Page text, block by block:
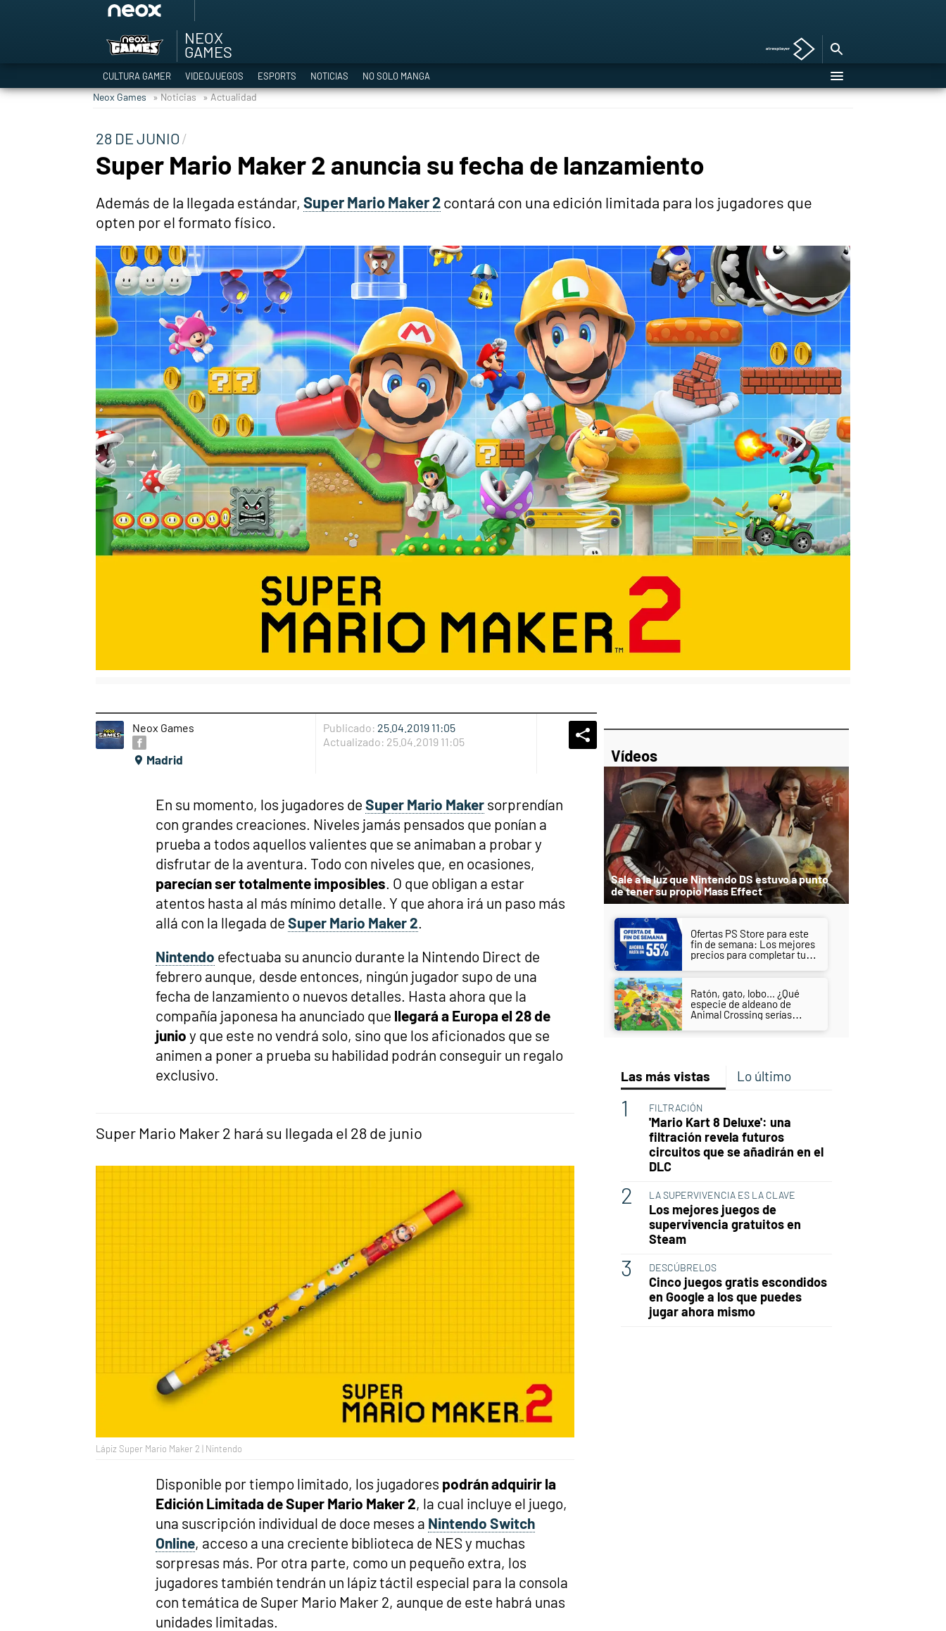
TGA Tercera gala
Super Mario cafetería oficial
Asia peculiar tradición
NEOX
GAMES
CULTURA GAMER VIDEOJUEGOS ESPORTS NOTICIAS NO SOLO MANGA
Neox Games » Noticias » Actualidad
28 DE JUNIO
Super Mario Maker 2 anuncia su fecha de lanzamiento
Además de la llegada estándar, Super Mario Maker 2contará con una edición limitada para los jugadores que
opten por el formato físico.
Neox Games
Madrid
Publicado: 25.04.2019 11:05
Actualizado: 25.04.2019 11:05 Whatsapp
Compartir
En su momento, los jugadores de Super Mario Maker sorprendían
con grandes creaciones. Niveles jamás pensados que ponían a
prueba a todos aquellos valientes que se animaban a probar y
disfrutar de la aventura. Todo con niveles que, en ocasiones,
parecían ser totalmente imposibles. O que obligan a estar
atentos hasta al más mínimo detalle. Y que ahora irá un paso más
allá con la llegada de Super Mario Maker 2.
Nintendo efectuaba su anuncio durante la Nintendo Direct de
febrero aunque, desde entonces, ningún jugador supo de una
fecha de lanzamiento o nuevos detalles. Hasta ahora que la
compañía japonesa ha anunciado que llegará a Europa el 28 de
junio y que este no vendrá solo, sino que los aficionados que se
animen a poner a prueba su habilidad podrán conseguir un regalo
exclusivo.
Super Mario Maker 2 hará su llegada el 28 de junio
Lápiz Super Mario Maker 2 | Nintendo
Disponible por tiempo limitado, los jugadores podrán adquirir la
Edición Limitada de Super Mario Maker 2, la cual incluye el juego,
una suscripción individual de doce meses a Nintendo Switch
Online, acceso a una creciente biblioteca de NES y muchas
sorpresas más. Por otra parte, como un pequeño extra, los
jugadores también tendrán un lápiz táctil especial para la consola
con temática de Super Mario Maker 2, aunque de este habrá unas
unidades limitadas.
Vídeos
Sale a la luz que Nintendo DS estuvo a punto
de tener su propio Mass Effect
Ofertas PS Store para este
fin de semana: Los mejores
precios para completar tu
Ratón, gato, lobo... ¿Qué
especie de aldeano de
Animal Crossing serías
Las más vistas Lo último
FILTRACIÓN
'Mario Kart 8 Deluxe': una
filtración revela futuros
circuitos que se añadirán en el
DLC
LA SUPERVIVENCIA ES LA CLAVE
Los mejores juegos de
supervivencia gratuitos en
Steam
DESCÚBRELOS
Cinco juegos gratis escondidos
en Google a los que puedes
jugar ahora mismo